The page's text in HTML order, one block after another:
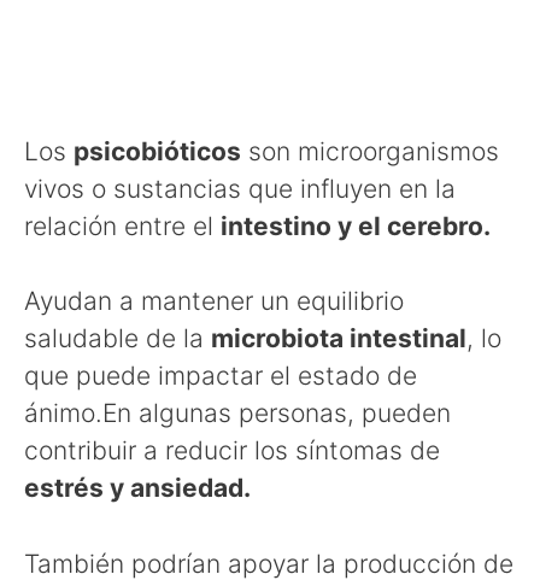
Los psicobióticos son microorganismos
vivos o sustancias que influyen en la
relación entre el intestino y el cerebro.
Ayudan a mantener un equilibrio
saludable de la microbiota intestinal, lo
que puede impactar el estado de
ánimo.En algunas personas, pueden
contribuir a reducir los síntomas de
estrés y ansiedad.
También podrían apoyar la producción de